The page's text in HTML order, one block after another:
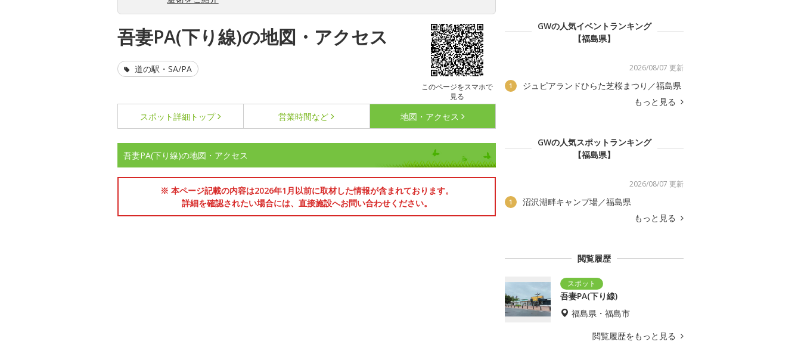
吾妻PA(下り線)の地図・アクセス
このページをスマホで
見る
道の駅・SA/PA
スポット詳細 トップ 営業時間など 地図・アクセス
吾妻PA(下り線)の地図・アクセス
※ 本ページ記載の内容は2026年1月以前に取材した情報が含まれております。
詳細を確認されたい場合には、直接施設へお問い合わせください。
GWの人気イベントランキング
【福島県】
2026/08/07 更新
1
ジュピアランドひらた芝桜まつり／福島県
もっと見る
GWの人気スポットランキング
【福島県】
2026/08/07 更新
1
沼沢湖畔キャンプ場／福島県
もっと見る
閲覧履歴
吾妻PA(下り線)
福島県・福島市
閲覧履歴をもっと見る